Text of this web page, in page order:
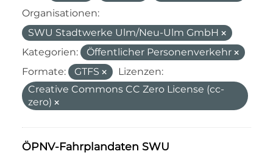
Organisationen:
SWU Stadtwerke Ulm/Neu-Ulm GmbH
Kategorien:
Öffentlicher Personenverkehr
Formate:
GTFS
Lizenzen:
Creative Commons CC Zero License (cc-
zero)
ÖPNV-Fahrplandaten SWU